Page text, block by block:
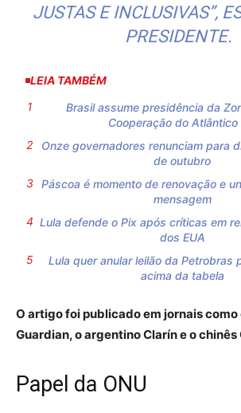
JUSTAS E INCLUSIVAS”,
PRESIDENTE.
LEIA TAMBÉM
Brasil assume presidência da
Cooperação do Atlântico
Onze governadores renunciam para
de outubro
Páscoa é momento de renovação e
mensagem
Lula defende o Pix após críticas em
dos EUA
Lula quer anular leilão da Petrobras
acima da tabela
O artigo foi publicado em jornais como
Guardian, o argentino Clarín e o chinês
Papel da ONU